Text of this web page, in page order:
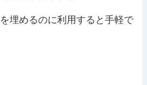
埋めるのに利用すると手軽で